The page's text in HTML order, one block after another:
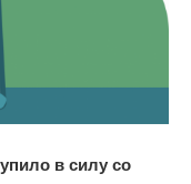
в силу со